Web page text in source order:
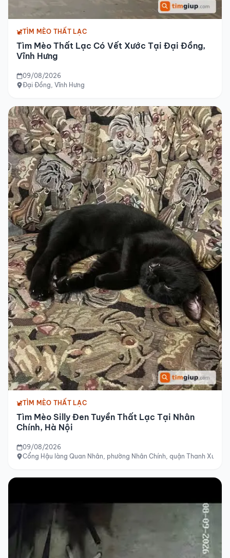
TÌM MÈO THẤT LẠC
Tìm Mèo Thất Lạc Có Vết Xước Tại Đại Đồng,
Vĩnh Hưng
09/08/2026
Đại Đồng, Vĩnh Hưng
TÌM MÈO THẤT LẠC
Tìm Mèo Silly Đen Tuyền Thất Lạc Tại Nhân
Chính, Hà Nội
09/08/2026
Cổng Hậu làng Quan Nhân, phường Nhân Chính, quận Thanh Xuân,